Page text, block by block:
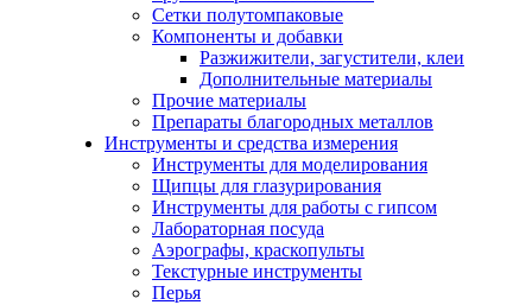
Сетки полутомпаковые
Компоненты и добавки
Разжижители, загустители, клеи
Дополнительные материалы
Прочие материалы
Препараты благородных металлов
Инструменты и средства измерения
Инструменты для моделирования
Щипцы для глазурирования
Инструменты для работы с гипсом
Лабораторная посуда
Аэрографы, краскопульты
Текстурные инструменты
Перья